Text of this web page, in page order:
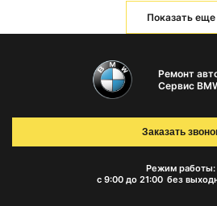
Показать еще
Ремонт
Сервис
Режим работы:
с 9:00 до 21:00 без
Заказать